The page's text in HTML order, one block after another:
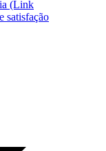
(Link
satisfação